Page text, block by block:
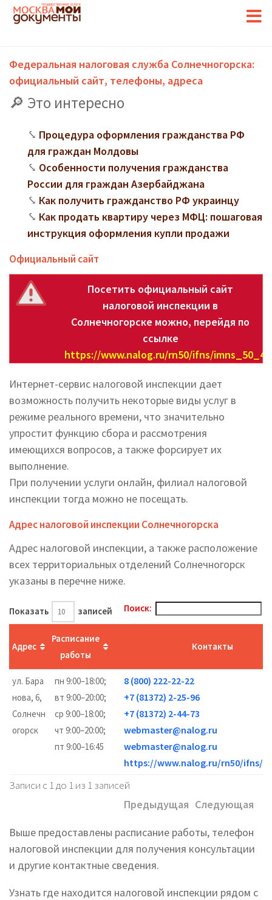
Федеральная налоговая служба Солнечногорска:
официальный сайт, телефоны, адреса
Это интересно
Процедура оформления гражданства РФ
для граждан Молдовы
Особенности получения гражданства
России для граждан Азербайджана
Как получить гражданство РФ украинцу
Как продать квартиру через МФЦ: пошаговая
инструкция оформления купли продажи
Официальный сайт
Посетить официальный сайт
налоговой инспекции в
Солнечногорске можно, перейдя по
ссылке
https://www.nalog.ru/rn50/ifns/
Интернет-сервис налоговой инспекции дает
возможность получить некоторые виды услуг в
режиме реального времени, что значительно
упростит функцию сбора и рассмотрения
имеющихся вопросов, а также форсирует их
выполнение.
При получении услуги онлайн, филиал налоговой
инспекции тогда можно не посещать.
Адрес налоговой инспекции Солнечногорска
Адрес налоговой инспекции, а также расположение
всех территориальных отделений Солнечногорск
указаны в перечне ниже.
Показать записей Поиск:
Адрес
Расписание
работы
Контакты
ул. Бара
нова, 6,
Солнечн
огорск
пн 9:00–18:00;
вт 9:00–20:00;
ср 9:00–18:00;
чт 9:00–20:00;
пт 9:00–16:45
8 (800) 222-22-22
+7 (81372) 2-25-96
+7 (81372) 2-44-73
webmaster@nalog.ru
webmaster@nalog.ru
https://www.nalog.ru/rn50/ifns/
Записи с 1 до 1 из 1 записей
Предыдущая Следующая
Выше предоставлены расписание работы, телефон
налоговой инспекции для получения консультации
и другие контактные сведения.
Узнать где находится налоговой инспекции рядом с